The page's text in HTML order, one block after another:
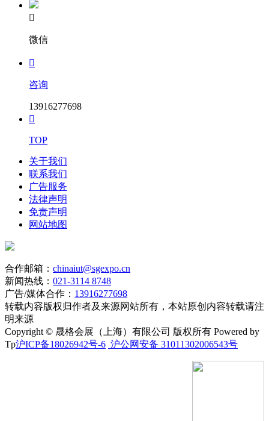

微信

咨询
13916277698

TOP
关于我们
联系我们
广告服务
法律声明
免责声明
网站地图
合作邮箱： chinaiut@sgexpo.cn
新闻热线： 021-3114 8748
广告/媒体合作： 13916277698
转载内容版权归作者及来源网站所有，本站原创内容转载请注
明来源
Copyright © 晟格会展（上海）有限公司 版权所有 Powered by
Tp沪ICP备18026942号-6 沪公网安备 31011302006543号